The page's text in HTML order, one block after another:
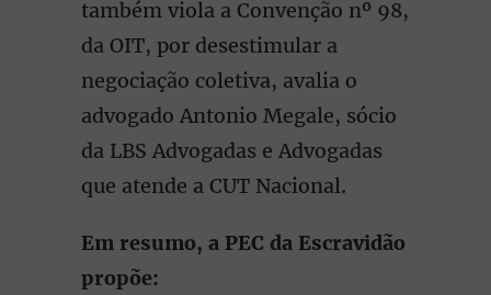
também viola a Convenção nº 98,
da OIT, por desestimular a
negociação coletiva, avalia o
advogado Antonio Megale, sócio
da LBS Advogadas e Advogadas
que atende a CUT Nacional.
Em resumo, a PEC da Escravidão
propõe: